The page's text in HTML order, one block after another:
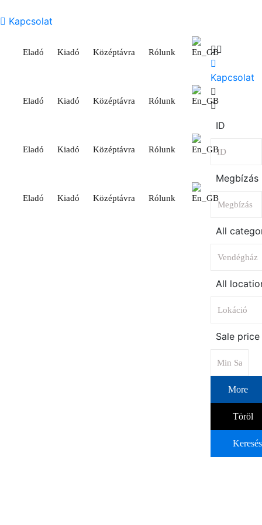
Kapcsolat
Eladó Kiadó Középtávra Rólunk
Eladó Kiadó Középtávra Rólunk
Eladó Kiadó Középtávra Rólunk
Eladó Kiadó Középtávra Rólunk
Kapcsolat
ID
Megbízás
All
All
Sale price
More
Töröl